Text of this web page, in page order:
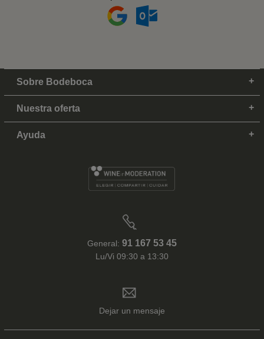
Sobre Bodeboca
Nuestra oferta
Ayuda
General: 91 167 53 45
Lu/Vi 09:30 a 13:30
Dejar un mensaje